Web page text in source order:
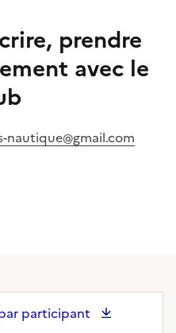
prendre
avec le
nautique@gmail.com
participant